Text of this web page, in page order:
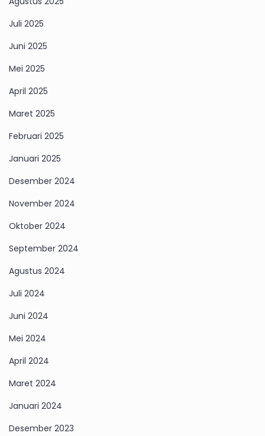
Juli 2025
Juni 2025
Mei 2025
April 2025
Maret 2025
Februari 2025
Januari 2025
Desember 2024
November 2024
Oktober 2024
September 2024
Agustus 2024
Juli 2024
Juni 2024
Mei 2024
April 2024
Maret 2024
Januari 2024
Desember 2023